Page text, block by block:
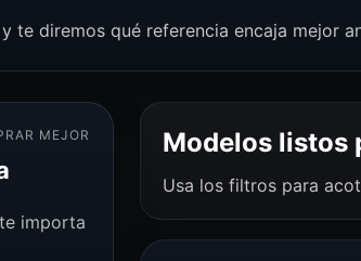
te diremos qué referencia encaja mejor
MEJOR
importa
Modelos listos
Usa los filtros para